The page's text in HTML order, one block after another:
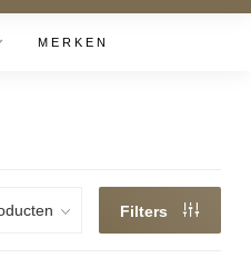
MERKEN
Filters